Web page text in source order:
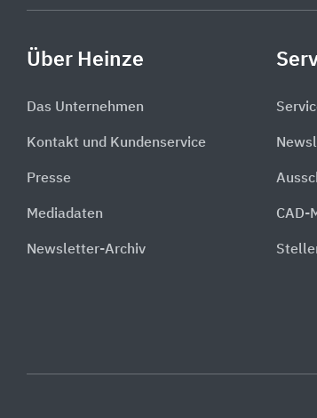
Über Heinze
Das Unternehmen
Kontakt und Kundenservice
Presse
Mediadaten
Newsletter-Archiv
CAD-